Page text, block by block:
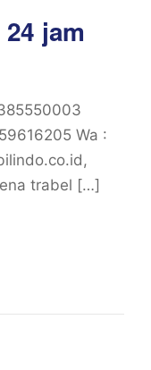
jam
Wa :
trabel […]